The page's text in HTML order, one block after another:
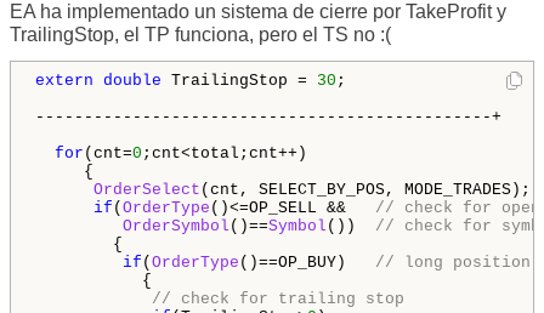
EA ha implementado un sistema de cierre por TakeProfit y
TrailingStop, el TP funciona, pero el TS no :(
extern double TrailingStop = 30 ;
-----------------------------------------------+
for (cnt=0 ;cnt<total;cnt++)
{
OrderSelect (cnt, SELECT_BY_POS, MODE_TRADES);
if ( OrderType ()<=OP_SELL && // check for
OrderSymbol ()==Symbol ()) // check for
{
if ( OrderType ()==OP_BUY) // long position
{
// check for trailing stop